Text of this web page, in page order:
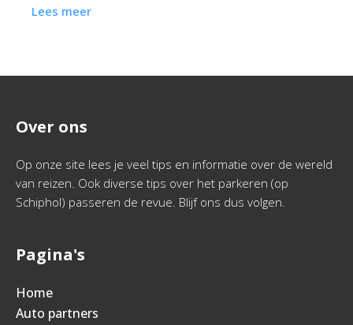
Lees meer
Over ons
Op onze site lees je veel tips en informatie over de wereld
van reizen. Ook diverse tips over het parkeren (op
Schiphol) passeren de revue. Blijf ons dus volgen.
Pagina's
Home
Auto partners